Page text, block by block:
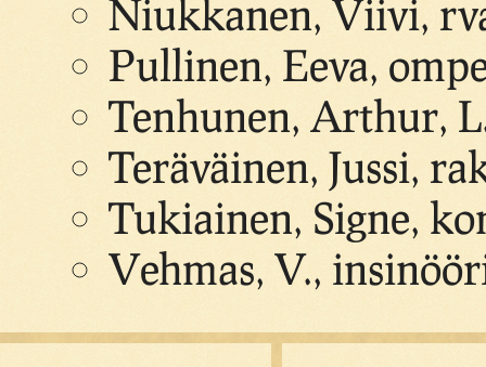
Niukkanen, Viivi,
Pullinen, Eeva,
Tenhunen, Arthur,
Teräväinen, Jussi,
Tukiainen, Signe,
Vehmas, V.,